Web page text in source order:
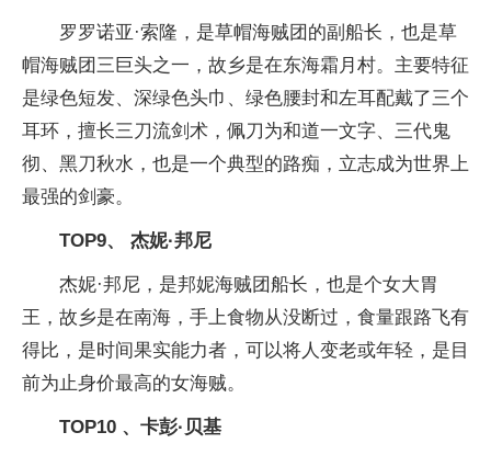
罗罗诺亚·索隆，是草帽海贼团的副船长，也是草
帽海贼团三巨头之一，故乡是在东海霜月村。主要特征
是绿色短发、深绿色头巾、绿色腰封和左耳配戴了三个
耳环，擅长三刀流剑术，佩刀为和道一文字、三代鬼
彻、黑刀秋水，也是一个典型的路痴，立志成为世界上
最强的剑豪。
TOP9、 杰妮·邦尼
杰妮·邦尼，是邦妮海贼团船长，也是个女大胃
王，故乡是在南海，手上食物从没断过，食量跟路飞有
得比，是时间果实能力者，可以将人变老或年轻，是目
前为止身价最高的女海贼。
TOP10 、卡彭·贝基